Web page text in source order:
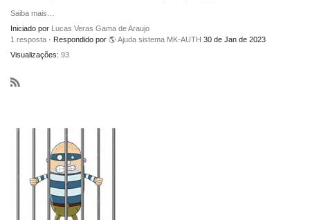
Saiba mais…
Iniciado por
Lucas Veras Gama de Araujo
1 resposta · Respondido por 🌎 Ajuda sistema MK-AUTH 30 de Jan de 2023
Visualizações: 93